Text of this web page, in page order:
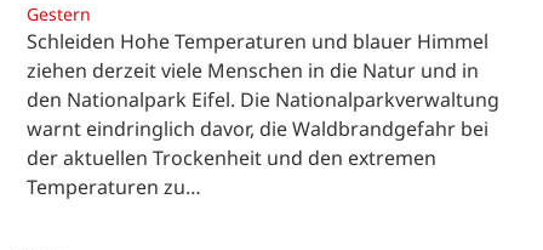
Gestern
Schleiden Hohe Temperaturen und blauer Himmel
ziehen derzeit viele Menschen in die Natur und in
den Nationalpark Eifel. Die Nationalparkverwaltung
warnt eindringlich davor, die Waldbrandgefahr bei
der aktuellen Trockenheit und den extremen
Temperaturen zu…